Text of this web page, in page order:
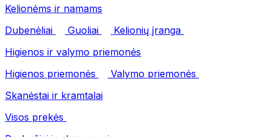
Kelionėms ir namams
Dubenėliai
Guoliai
Kelionių įranga
Higienos ir valymo priemonės
Higienos priemonės
Valymo priemonės
Skanėstai ir kramtalai
Visos prekės